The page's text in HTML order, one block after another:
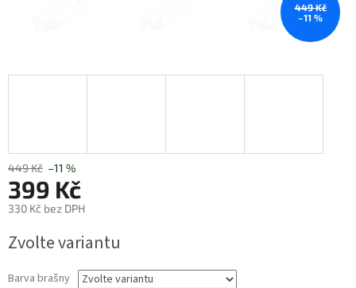
449 Kč
–11 %
449 Kč –11 %
399 Kč
330 Kč bez DPH
cena:
Zvolte variantu
Barva brašny